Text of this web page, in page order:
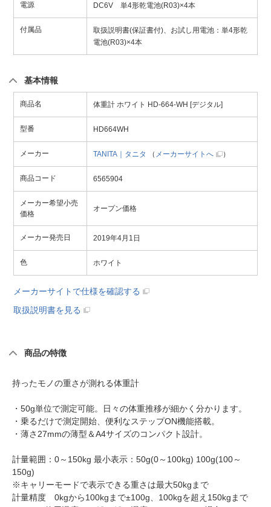
電源 DC6V 単4形乾電池(R03)×4本
付属品
取扱説明書(保証書付)、お試し用電池：単4形乾
電池(R03)×4本
基本情報
商品名 体重計 ホワイト HD-664-WH [デジタル]
型番 HD664WH
メーカー TANITA｜タニタ （ メーカーサイトへ ）
商品コード 6565904
メーカー希望小売
価格
オープン価格
メーカー発売日 2019年4月1日
色 ホワイト
メーカーサイトで仕様を確認する
取扱説明書を見る
商品の特徴
持ったモノの重さが測れる体重計
・50g単位で測定可能。日々の体重推移が細かく分かります。
・乗るだけで測定開始、便利なステップON機能搭載。
・薄さ27mmの薄型＆A4サイズのコンパクト設計。
計量範囲：0～150kg 最小表示：50g(0～100kg) 100g(100～
150g)
※キャリーモードで表示できる重さは最大50kgまで
計量精度 0kgから100kgまで±100g、100kgを超え150kgまで